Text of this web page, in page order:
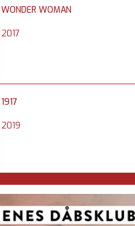
WONDER WOMAN
2017
1917
2019